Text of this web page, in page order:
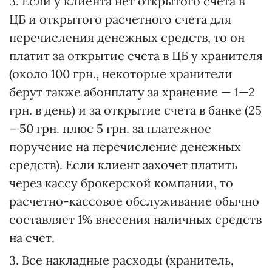
ЦБ и открытого расчетного счета для
перечисления денежных средств, то он
платит за открытие счета в ЦБ у хранителя
(около 100 грн., некоторые хранители
берут также абонплату за хранение — 1—2
грн. в день) и за открытие счета в банке (25
—50 грн. плюс 5 грн. за платежное
поручение на перечисление денежных
средств). Если клиент захочет платить
через кассу брокерской компании, то
расчетно-кассовое обслуживание обычно
составляет 1% внесения наличных средств
на счет.
3. Все накладные расходы (хранитель,